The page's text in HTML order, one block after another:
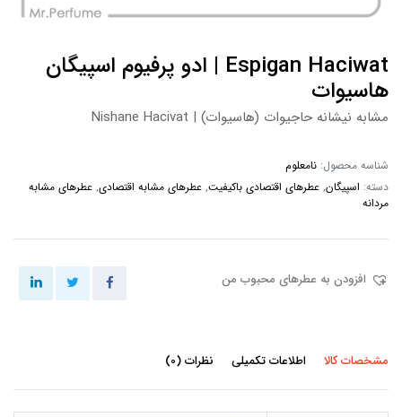
Espigan Haciwat | ادو پرفیوم اسپیگان
هاسیوات
مشابه نیشانه حاجیوات (هاسیوات) | Nishane Hacivat
شناسه محصول: نامعلوم
دسته: اسپیگان, عطرهای اقتصادی باکیفیت, عطرهای مشابه اقتصادی, عطرهای مشابه
مردانه
افزودن به عطرهای محبوب من
مشخصات کالا اطلاعات تکمیلی نظرات (0)